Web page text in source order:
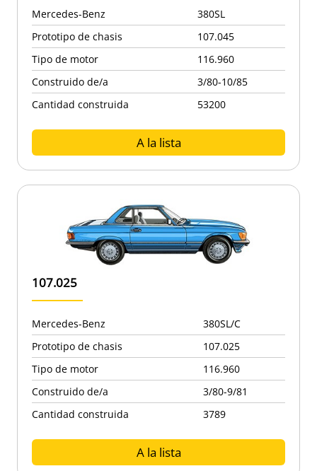
Mercedes-Benz
380SL
Prototipo de chasis
107.045
Tipo de motor
116.960
Construido de/a
3/80-10/85
Cantidad construida
53200
A la lista
107.025
Mercedes-Benz
380SL/C
Prototipo de chasis
107.025
Tipo de motor
116.960
Construido de/a
3/80-9/81
Cantidad construida
3789
A la lista